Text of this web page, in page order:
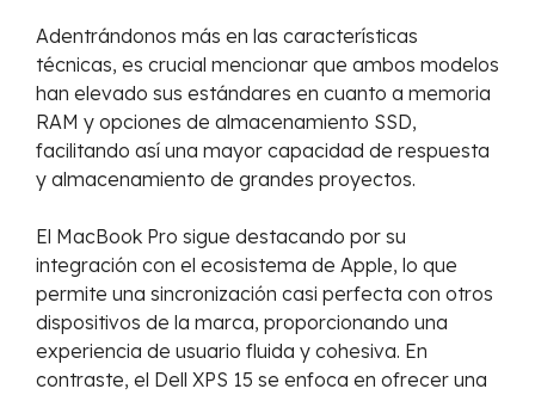
Adentrándonos más en las características
técnicas, es crucial mencionar que ambos modelos
han elevado sus estándares en cuanto a memoria
RAM y opciones de almacenamiento SSD,
facilitando así una mayor capacidad de respuesta
y almacenamiento de grandes proyectos.
El MacBook Pro sigue destacando por su
integración con el ecosistema de Apple, lo que
permite una sincronización casi perfecta con otros
dispositivos de la marca, proporcionando una
experiencia de usuario fluida y cohesiva. En
contraste, el Dell XPS 15 se enfoca en ofrecer una